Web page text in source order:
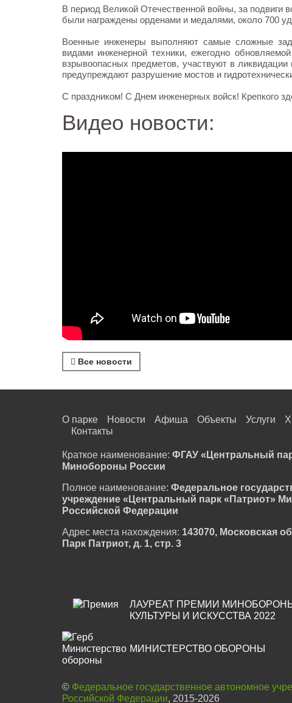
В период Великой Отечественной войны, за
были награждены орденами и медалями, около 700
Военные инженеры выполняют самые сложные
видами инженерной техники, ежегодно
взрывоопасных предметов, участвуют в
предупреждают разрушение мостов и
С праздником! С Днем инженерных войск! Крепкого
Видео новости:
Все новости
О парке Новости Афиша Объекты Услуги
Контакты
Краткое наименование: ФГАУ «Центральный
Минобороны России
Полное наименование: Федеральное
учреждение «Центральный парк «Патриот»
Российской Федерации
Адрес места нахождения: 143070, Московская
Парк Патриот, д. 1, стр. 3
ЛАУРЕАТ ПРЕМИИ
КУЛЬТУРЫ И ИСКУССТВА 2022
МИНИСТЕРСТВО ОБОРОНЫ
© Федеральное государственное автономное
Российской Федерации, 2015-2026